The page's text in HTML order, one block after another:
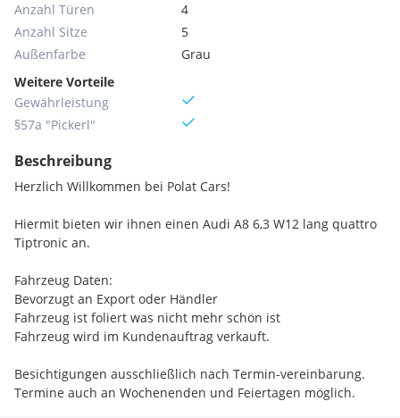
Anzahl Türen
4
Anzahl Sitze
5
Außenfarbe
Grau
Weitere Vorteile
Gewährleistung
§57a "Pickerl"
Beschreibung
Herzlich Willkommen bei Polat Cars!
Hiermit bieten wir ihnen einen Audi A8 6,3 W12 lang quattro
Tiptronic an.
Fahrzeug Daten:
Bevorzugt an Export oder Händler
Fahrzeug ist foliert was nicht mehr schön ist
Fahrzeug wird im Kundenauftrag verkauft.
Besichtigungen ausschließlich nach Termin-vereinbarung.
Termine auch an Wochenenden und Feiertagen möglich.